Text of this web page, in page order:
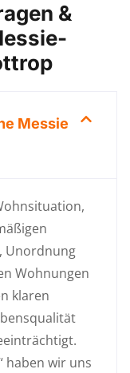
&
Messie
Unordnung
Wohnungen
klaren
haben wir uns